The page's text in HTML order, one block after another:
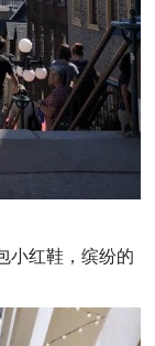
小红鞋，缤纷的